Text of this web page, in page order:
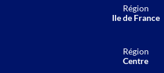
Région
Ile de France
Région
Centre